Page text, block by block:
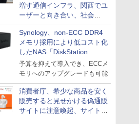
増す通信インフラ、関西でユ
ーザーと向き合い、社会
の“あたらしい”を起動し続け
る～オプテージ
Synology、non-ECC DDR4
メモリ採用により低コスト化
したNAS「DiskStation
neo+」シリーズ
予算を抑えて導入でき、ECCメ
モリへのアップグレードも可能
消費者庁、希少な商品を安く
販売すると見せかける偽通販
サイトに注意喚起、サイト名